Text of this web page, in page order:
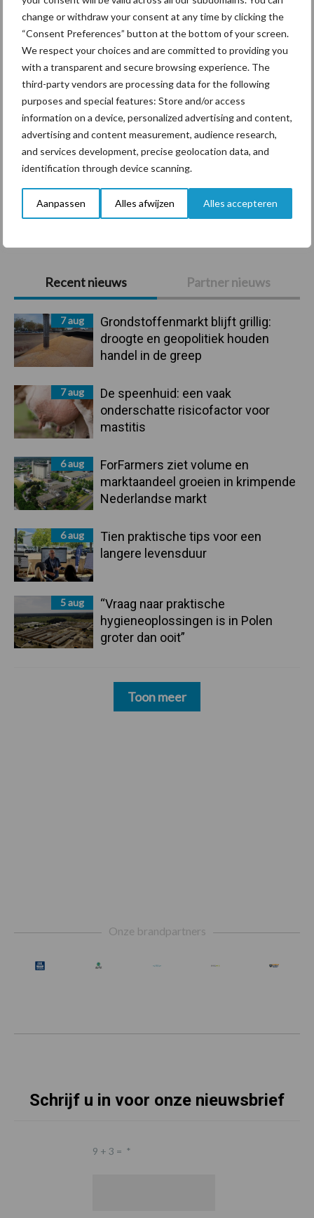
change or withdraw your consent at any time by clicking the
“Consent Preferences” button at the bottom of your screen.
We respect your choices and are committed to providing you
with a transparent and secure browsing experience. The
third-party vendors are processing data for the following
purposes and special features: Store and/or access
information on a device, personalized advertising and content,
advertising and content measurement, audience research,
and services development, precise geolocation data, and
identification through device scanning.
Aanpassen Alles afwijzen Alles accepteren
Primaire
Sidebar
Recent nieuws Partner nieuws
7 aug
Grondstoffenmarkt blijft grillig:
droogte en geopolitiek houden
handel in de greep
7 aug
De speenhuid: een vaak
onderschatte risicofactor voor
mastitis
6 aug
ForFarmers ziet volume en
marktaandeel groeien in krimpende
Nederlandse markt
6 aug
Tien praktische tips voor een
langere levensduur
5 aug
“Vraag naar praktische
hygieneoplossingen is in Polen
groter dan ooit”
Toon meer
Diergezondheid Bemesting Fokkerij
Beregening Bijproducten
Toon meer
Onze brandpartners
Schrijf u in voor onze nieuwsbrief
9 + 3 = *